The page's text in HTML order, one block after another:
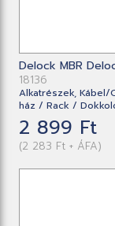
Delock MBR
18136
Alkatrészek, Kábel/
ház / Rack /
2 899 Ft
(2 283 Ft + ÁFA)